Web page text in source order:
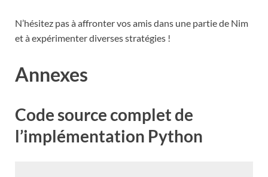
N’hésitez pas à affronter vos amis dans une partie de Nim
et à expérimenter diverses stratégies !
Annexes
Code source complet de
l’implémentation Python